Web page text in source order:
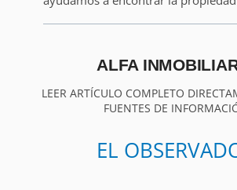
ALFA
LEER ARTÍCULO COMPLETO
FUENTES DE
EL